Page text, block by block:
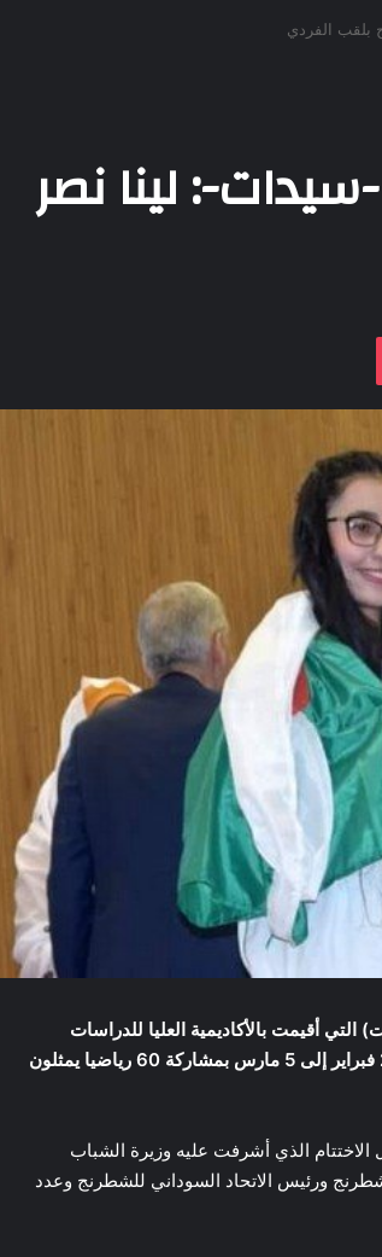
بلقب الفردي
سيدات-: لينا نصر
‫Pocket
أقيمت بالأكاديمية العليا للدراسات
الاستراتيجية والامنية بالخرطوم (السودان) في الفترة الممتدة من 25 فبراير إلى 5 مارس بمشاركة 60 رياضيا يمثلون
الاختتام الذي أشرفت عليه وزيرة الشباب
ورئيس الاتحاد السوداني للشطرنج وعدد